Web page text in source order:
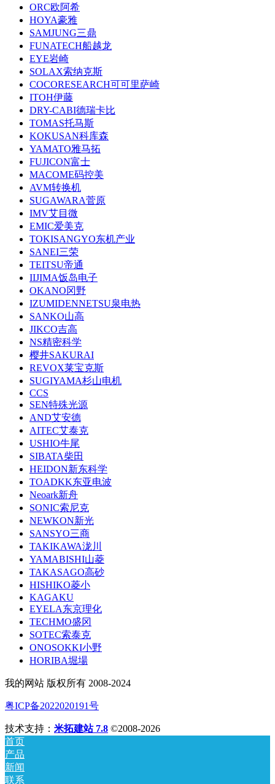
ORC欧阿希
HOYA豪雅
SAMJUNG三鼎
FUNATECH船越龙
EYE岩崎
SOLAX索纳克斯
COCORESEARCH可可里萨崎
ITOH伊藤
DRY-CABI德瑞卡比
TOMAS托马斯
KOKUSAN科库森
YAMATO雅马拓
FUJICON富士
MACOME码控美
AVM转换机
SUGAWARA菅原
IMV艾目微
EMIC爱美克
TOKISANGYO东机产业
SANEI三荣
TEITSU帝通
IIJIMA饭岛电子
OKANO冈野
IZUMIDENNETSU泉电热
SANKO山高
JIKCO吉高
NS精密科学
樱井SAKURAI
REVOX莱宝克斯
SUGIYAMA杉山电机
CCS
SEN特殊光源
AND艾安德
AITEC艾泰克
USHIO牛尾
SIBATA柴田
HEIDON新东科学
TOADKK东亚电波
Neoark新舟
SONIC索尼克
NEWKON新光
SANSYO三商
TAKIKAWA泷川
YAMABISHI山菱
TAKASAGO高砂
HISHIKO菱小
KAGAKU
EYELA东京理化
TECHMO盛冈
SOTEC索泰克
ONOSOKKI小野
HORIBA堀場
我的网站 版权所有 2008-2024
粤ICP备2022020191号
技术支持： 米拓建站 7.8 ©2008-2026
首页
产品
新闻
联系